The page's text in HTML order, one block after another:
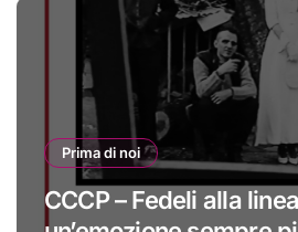
Prima di noi
CCCP – Fedeli alla